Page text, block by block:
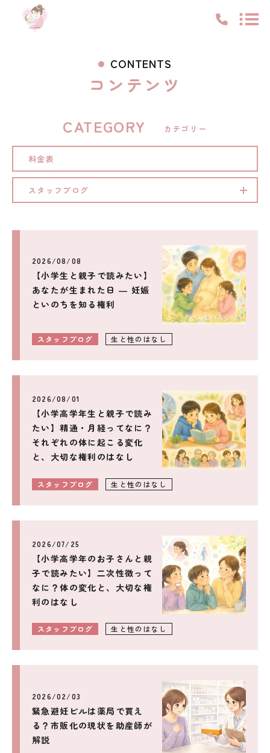
ピックアップ
サポート内容
お知らせ
コンテンツ
スタッフブログ
お知らせ
コンテンツ
アクセス
料金表
お問い合わせ
スタッフブログ
CONTENTS
コンテンツ
2026/08/08
スタッフブログ 生と性のはなし
【小学生と親子で読みたい】
あなたが生まれた日 ― 妊娠
といのちを知る権利
2026/08/01
スタッフブログ 生と性のはなし
【小学高学年生と親子で読み
たい】精通・月経ってなに？
それぞれの体に起こる変化
と、大切な権利のはなし
2026/07/25
スタッフブログ 生と性のはなし
【小学高学年のお子さんと親
子で読みたい】二次性徴って
なに？体の変化と、大切な権
利のはなし
2026/02/03
緊急避妊ピルは薬局で買え
る？市販化の現状を助産師が
解説
CATEGORY カテゴリー
料金表
スタッフブログ